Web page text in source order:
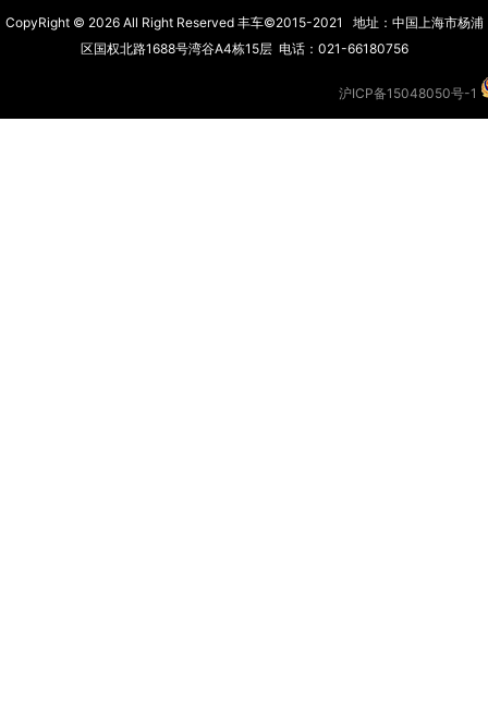
CopyRight © 2026 All Right Reserved 丰车©2015-2021 地址：中国上海市杨浦
区国权北路1688号湾谷A4栋15层 电话：021-66180756
沪ICP备15048050号-1